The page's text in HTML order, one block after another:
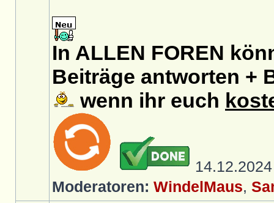
In ALLEN FOREN
Beiträge antworten +
wenn ihr euch
Moderatoren: WindelMaus,